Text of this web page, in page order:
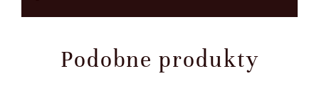
Podobne produkty